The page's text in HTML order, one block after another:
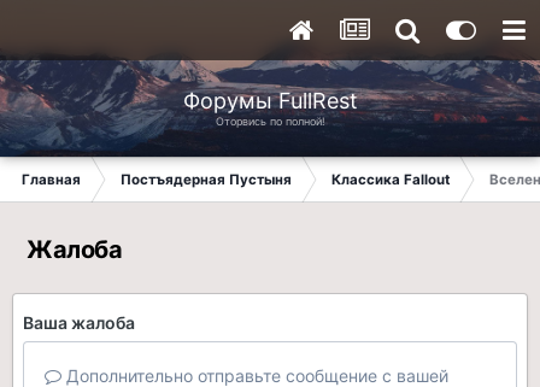
Форумы FullRest
Оторвись по полной!
Главная Постъядерная Пустыня Классика Fallout
Жалоба
Ваша жалоба
Дополнительно отправьте сообщение с вашей